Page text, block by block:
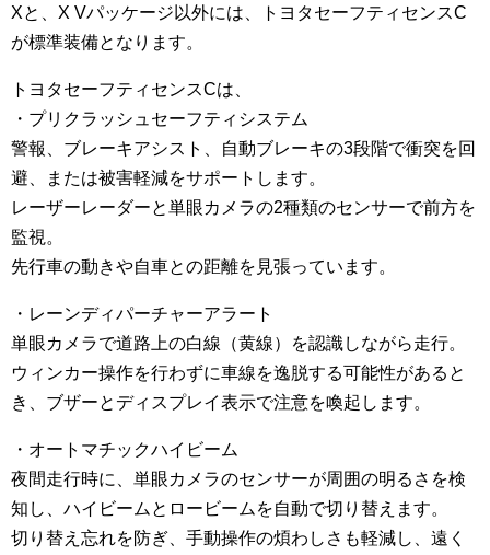
Xと、X Vパッケージ以外には、トヨタセーフティセンスC
が標準装備となります。
トヨタセーフティセンスCは、
・プリクラッシュセーフティシステム
警報、ブレーキアシスト、自動ブレーキの3段階で衝突を回
避、または被害軽減をサポートします。
レーザーレーダーと単眼カメラの2種類のセンサーで前方を
監視。
先行車の動きや自車との距離を見張っています。
・レーンディパーチャーアラート
単眼カメラで道路上の白線（黄線）を認識しながら走行。
ウィンカー操作を行わずに車線を逸脱する可能性があると
き、ブザーとディスプレイ表示で注意を喚起します。
・オートマチックハイビーム
夜間走行時に、単眼カメラのセンサーが周囲の明るさを検
知し、ハイビームとロービームを自動で切り替えます。
切り替え忘れを防ぎ、手動操作の煩わしさも軽減し、遠く